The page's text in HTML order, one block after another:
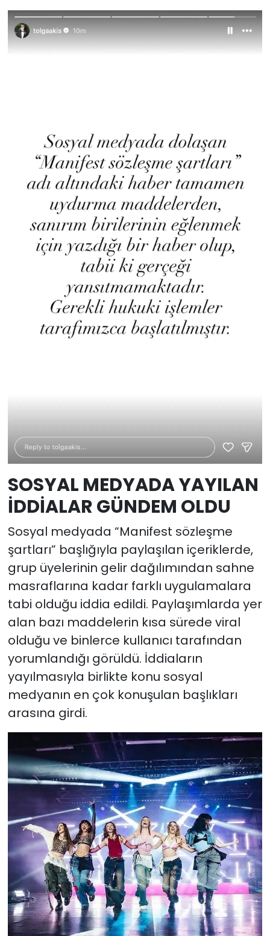
SOSYAL MEDYADA YAYILAN
İDDİALAR GÜNDEM OLDU
Sosyal medyada “Manifest sözleşme
şartları” başlığıyla paylaşılan içeriklerde,
grup üyelerinin gelir dağılımından sahne
masraflarına kadar farklı uygulamalara
tabi olduğu iddia edildi. Paylaşımlarda yer
alan bazı maddelerin kısa sürede viral
olduğu ve binlerce kullanıcı tarafından
yorumlandığı görüldü. İddiaların
yayılmasıyla birlikte konu sosyal
medyanın en çok konuşulan başlıkları
arasına girdi.